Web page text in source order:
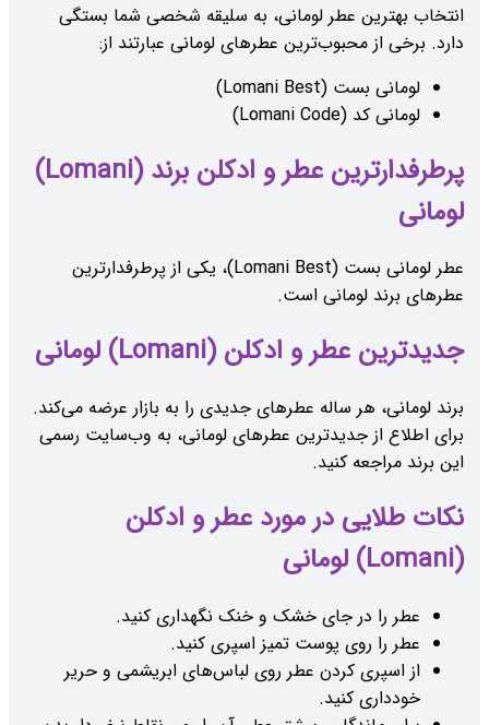
انتخاب بهترین عطر لومانی، به سلیقه شخصی شما بستگی
دارد. برخی از محبوب‌ترین عطرهای لومانی عبارتند از:
لومانی بست (Lomani Best)
لومانی کد (Lomani Code)
پرطرفدارترین عطر و ادکلن برند (Lomani)
لومانی
عطر لومانی بست (Lomani Best)، یکی از پرطرفدارترین
عطرهای برند لومانی است.
جدیدترین عطر و ادکلن (Lomani) لومانی
برند لومانی، هر ساله عطرهای جدیدی را به بازار عرضه می‌کند.
برای اطلاع از جدیدترین عطرهای لومانی، به وب‌سایت رسمی
این برند مراجعه کنید.
نکات طلایی در مورد عطر و ادکلن
(Lomani) لومانی
عطر را در جای خشک و خنک نگهداری کنید.
عطر را روی پوست تمیز اسپری کنید.
از اسپری کردن عطر روی لباس‌های ابریشمی و حریر
خودداری کنید.